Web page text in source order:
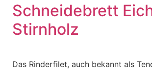
Schneidebrett
Stirnholz
Das Rinderfilet, auch bekannt als